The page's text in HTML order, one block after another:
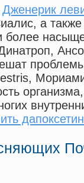
Дженерик
а
более
дапоксетин